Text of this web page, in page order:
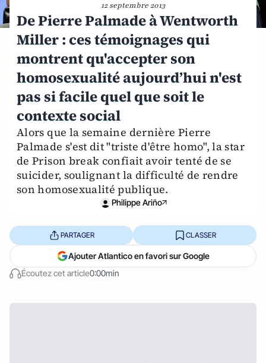
12 septembre 2013
De Pierre Palmade à Wentworth
Miller : ces témoignages qui
montrent qu'accepter son
homosexualité aujourd’hui n'est
pas si facile quel que soit le
contexte social
Alors que la semaine dernière Pierre
Palmade s'est dit "triste d'être homo", la star
de Prison break confiait avoir tenté de se
suicider, soulignant la difficulté de rendre
son homosexualité publique.
Philippe Ariño
Écoutez cet article0:00min
PARTAGER CLASSER
Ajouter Atlantico en favori sur Google